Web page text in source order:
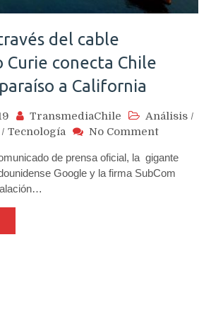
del cable
Curie conecta Chile
a California
TransmediaChile Análisis /
/ Tecnología No Commenton
a
través
de prensa oficial, la gigante
Google y la firma SubCom